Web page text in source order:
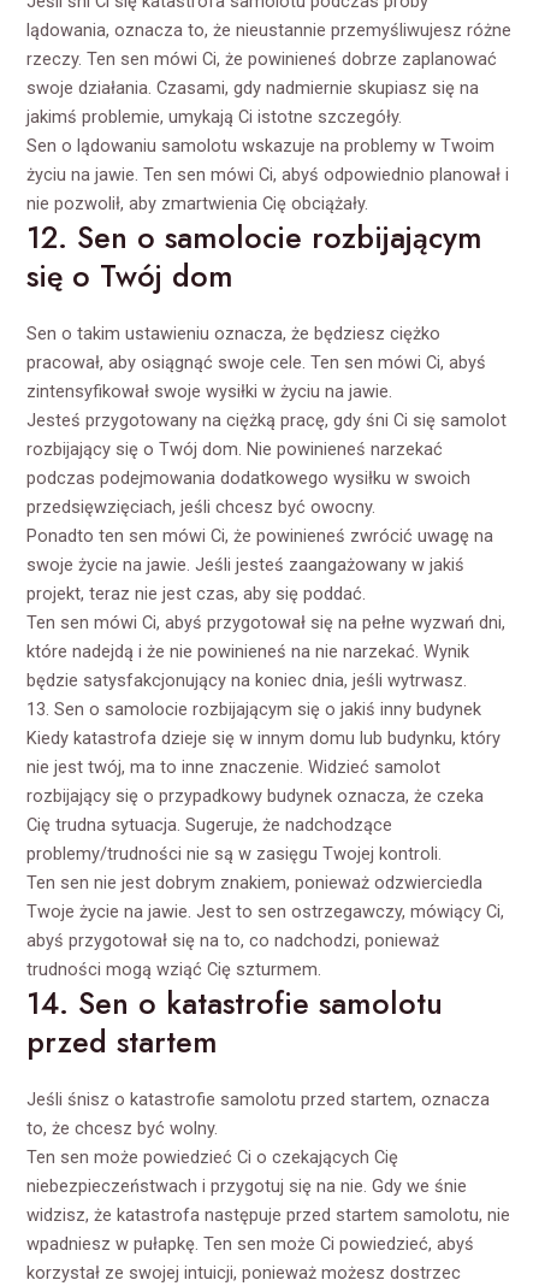
lądowania, oznacza to, że nieustannie przemyśliwujesz różne
rzeczy. Ten sen mówi Ci, że powinieneś dobrze zaplanować
swoje działania. Czasami, gdy nadmiernie skupiasz się na
jakimś problemie, umykają Ci istotne szczegóły.
Sen o lądowaniu samolotu wskazuje na problemy w Twoim
życiu na jawie. Ten sen mówi Ci, abyś odpowiednio planował i
nie pozwolił, aby zmartwienia Cię obciążały.
12. Sen o samolocie rozbijającym
się o Twój dom
Sen o takim ustawieniu oznacza, że będziesz ciężko
pracował, aby osiągnąć swoje cele. Ten sen mówi Ci, abyś
zintensyfikował swoje wysiłki w życiu na jawie.
Jesteś przygotowany na ciężką pracę, gdy śni Ci się samolot
rozbijający się o Twój dom. Nie powinieneś narzekać
podczas podejmowania dodatkowego wysiłku w swoich
przedsięwzięciach, jeśli chcesz być owocny.
Ponadto ten sen mówi Ci, że powinieneś zwrócić uwagę na
swoje życie na jawie. Jeśli jesteś zaangażowany w jakiś
projekt, teraz nie jest czas, aby się poddać.
Ten sen mówi Ci, abyś przygotował się na pełne wyzwań dni,
które nadejdą i że nie powinieneś na nie narzekać. Wynik
będzie satysfakcjonujący na koniec dnia, jeśli wytrwasz.
13. Sen o samolocie rozbijającym się o jakiś inny budynek
Kiedy katastrofa dzieje się w innym domu lub budynku, który
nie jest twój, ma to inne znaczenie. Widzieć samolot
rozbijający się o przypadkowy budynek oznacza, że czeka
Cię trudna sytuacja. Sugeruje, że nadchodzące
problemy/trudności nie są w zasięgu Twojej kontroli.
Ten sen nie jest dobrym znakiem, ponieważ odzwierciedla
Twoje życie na jawie. Jest to sen ostrzegawczy, mówiący Ci,
abyś przygotował się na to, co nadchodzi, ponieważ
trudności mogą wziąć Cię szturmem.
14. Sen o katastrofie samolotu
przed startem
Jeśli śnisz o katastrofie samolotu przed startem, oznacza
to, że chcesz być wolny.
Ten sen może powiedzieć Ci o czekających Cię
niebezpieczeństwach i przygotuj się na nie. Gdy we śnie
widzisz, że katastrofa następuje przed startem samolotu, nie
wpadniesz w pułapkę. Ten sen może Ci powiedzieć, abyś
korzystał ze swojej intuicji, ponieważ możesz dostrzec